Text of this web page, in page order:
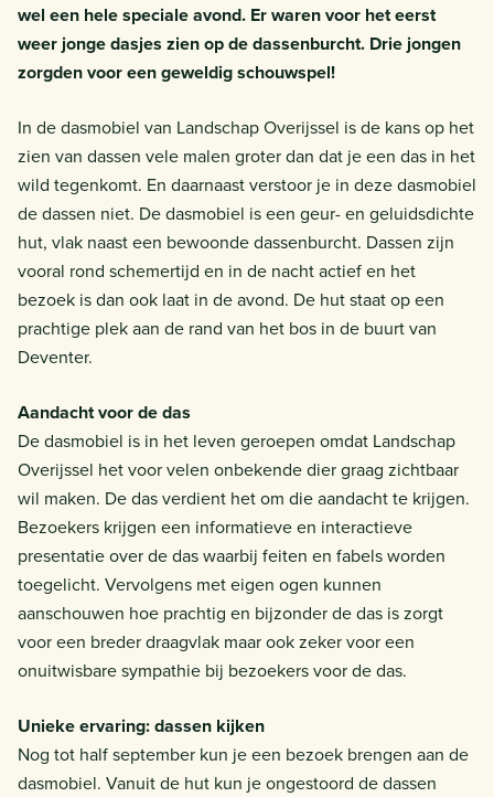
wel een hele speciale avond. Er waren voor het eerst
weer jonge dasjes zien op de dassenburcht. Drie jongen
zorgden voor een geweldig schouwspel!
In de dasmobiel van Landschap Overijssel is de kans op het
zien van dassen vele malen groter dan dat je een das in het
wild tegenkomt. En daarnaast verstoor je in deze dasmobiel
de dassen niet. De dasmobiel is een geur- en geluidsdichte
hut, vlak naast een bewoonde dassenburcht. Dassen zijn
vooral rond schemertijd en in de nacht actief en het
bezoek is dan ook laat in de avond. De hut staat op een
prachtige plek aan de rand van het bos in de buurt van
Deventer.
Aandacht voor de das
De dasmobiel is in het leven geroepen omdat Landschap
Overijssel het voor velen onbekende dier graag zichtbaar
wil maken. De das verdient het om die aandacht te krijgen.
Bezoekers krijgen een informatieve en interactieve
presentatie over de das waarbij feiten en fabels worden
toegelicht. Vervolgens met eigen ogen kunnen
aanschouwen hoe prachtig en bijzonder de das is zorgt
voor een breder draagvlak maar ook zeker voor een
onuitwisbare sympathie bij bezoekers voor de das.
Unieke ervaring: dassen kijken
Nog tot half september kun je een bezoek brengen aan de
dasmobiel. Vanuit de hut kun je ongestoord de dassen